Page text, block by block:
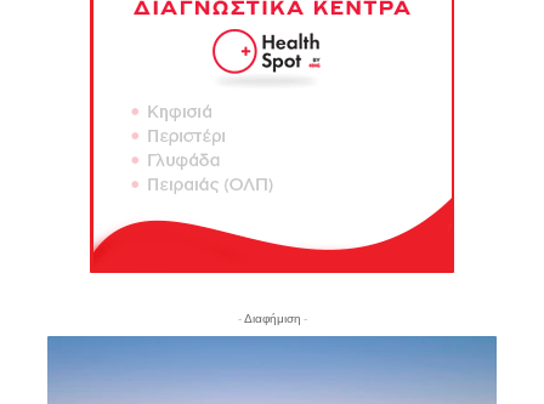
- Διαφήμιση -